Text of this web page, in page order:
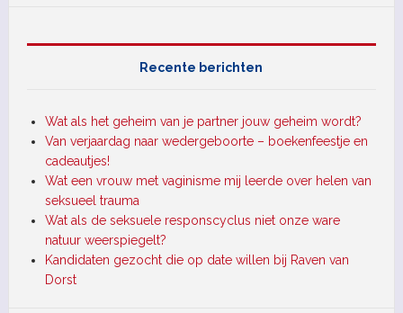
Recente berichten
Wat als het geheim van je partner jouw geheim wordt?
Van verjaardag naar wedergeboorte – boekenfeestje en
cadeautjes!
Wat een vrouw met vaginisme mij leerde over helen van
seksueel trauma
Wat als de seksuele responscyclus niet onze ware
natuur weerspiegelt?
Kandidaten gezocht die op date willen bij Raven van
Dorst